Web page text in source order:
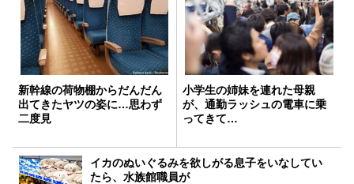
新幹線の荷物棚からだんだん
出てきたヤツの姿に…思わず
二度見
小学生の姉妹を連れた母親
が、通勤ラッシュの電車に乗
ってきて…
イカのぬいぐるみを欲しがる息子をいなしてい
たら、水族館職員が